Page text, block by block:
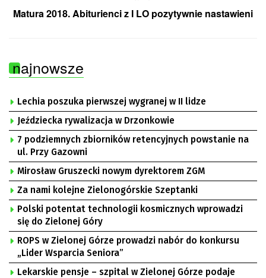
Matura 2018. Abiturienci z I LO pozytywnie nastawieni
najnowsze
Lechia poszuka pierwszej wygranej w II lidze
Jeździecka rywalizacja w Drzonkowie
7 podziemnych zbiorników retencyjnych powstanie na
ul. Przy Gazowni
Mirosław Gruszecki nowym dyrektorem ZGM
Za nami kolejne Zielonogórskie Szeptanki
Polski potentat technologii kosmicznych wprowadzi
się do Zielonej Góry
ROPS w Zielonej Górze prowadzi nabór do konkursu
„Lider Wsparcia Seniora”
Lekarskie pensje – szpital w Zielonej Górze podaje